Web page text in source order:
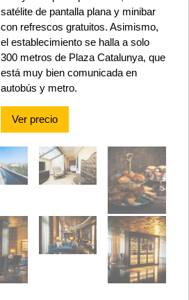
satélite de pantalla plana y minibar
con refrescos gratuitos. Asimismo,
el establecimiento se halla a solo
300 metros de Plaza Catalunya, que
está muy bien comunicada en
autobús y metro.
Ver precio